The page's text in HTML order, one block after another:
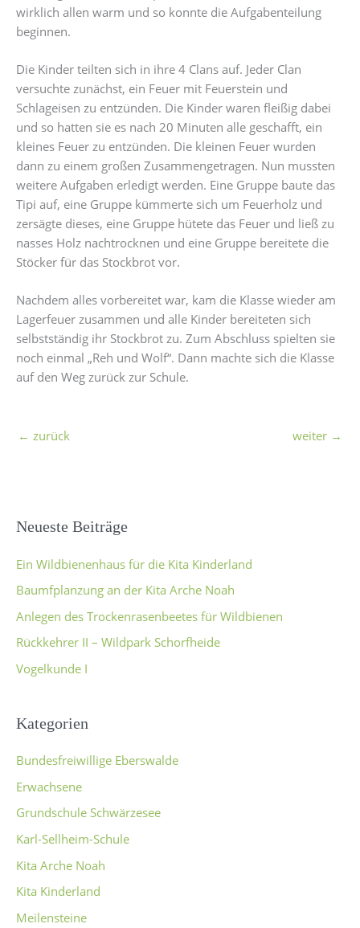
wirklich allen warm und so konnte die Aufgabenteilung
beginnen.
Die Kinder teilten sich in ihre 4 Clans auf. Jeder Clan
versuchte zunächst, ein Feuer mit Feuerstein und
Schlageisen zu entzünden. Die Kinder waren fleißig dabei
und so hatten sie es nach 20 Minuten alle geschafft, ein
kleines Feuer zu entzünden. Die kleinen Feuer wurden
dann zu einem großen Zusammengetragen. Nun mussten
weitere Aufgaben erledigt werden. Eine Gruppe baute das
Tipi auf, eine Gruppe kümmerte sich um Feuerholz und
zersägte dieses, eine Gruppe hütete das Feuer und ließ zu
nasses Holz nachtrocknen und eine Gruppe bereitete die
Stöcker für das Stockbrot vor.
Nachdem alles vorbereitet war, kam die Klasse wieder am
Lagerfeuer zusammen und alle Kinder bereiteten sich
selbstständig ihr Stockbrot zu. Zum Abschluss spielten sie
noch einmal „Reh und Wolf“. Dann machte sich die Klasse
auf den Weg zurück zur Schule.
← zurück weiter →
Neueste Beiträge
Ein Wildbienenhaus für die Kita Kinderland
Baumfplanzung an der Kita Arche Noah
Anlegen des Trockenrasenbeetes für Wildbienen
Rückkehrer II – Wildpark Schorfheide
Vogelkunde I
Kategorien
Bundesfreiwillige Eberswalde
Erwachsene
Grundschule Schwärzesee
Karl-Sellheim-Schule
Kita Arche Noah
Kita Kinderland
Meilensteine